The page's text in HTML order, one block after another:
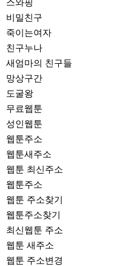
스와핑
비밀친구
죽이는여자
친구누나
새엄마의 친구들
망상구간
도굴왕
무료웹툰
성인웹툰
웹툰주소
웹툰새주소
웹툰 최신주소
웹툰주소
웹툰 주소찾기
웹툰주소찾기
최신웹툰 주소
웹툰 새주소
웹툰 주소변경